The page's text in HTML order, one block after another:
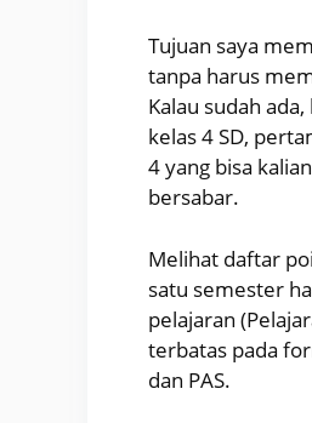
Tujuan saya
tanpa harus
Kalau sudah
kelas 4 SD,
4 yang bisa
bersabar.
Melihat daftar
satu semester
pelajaran
terbatas pada
dan PAS.